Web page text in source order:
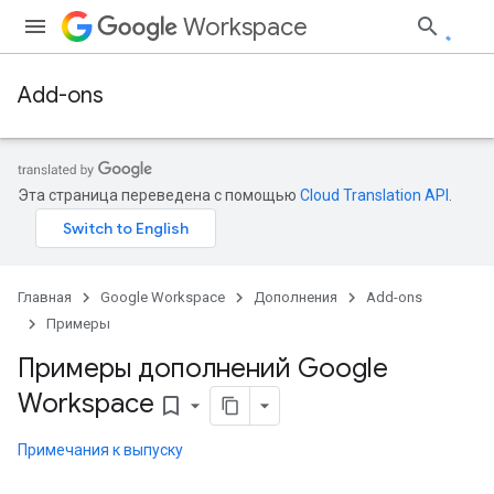
Workspace
Add-ons
Эта страница переведена с помощью Cloud Translation API
Главная Google Workspace Дополнения
Add-ons
Примеры
Примеры дополнений Google
Workspace bookmark_border
Примечания к выпуску